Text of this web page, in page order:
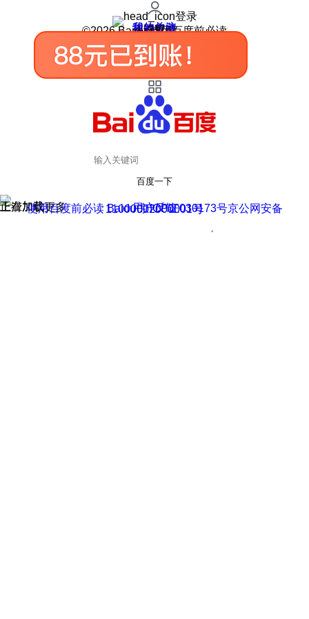
登录
我的关注
我的收藏
皮肤中心
用户反馈
设置
©2026 Baidu 使用百度前必读
百度一下
正在加载
上滑加载更多 用户反馈
使用百度前必读 Baidu 京ICP证030173号
京公网安备11000002000001号